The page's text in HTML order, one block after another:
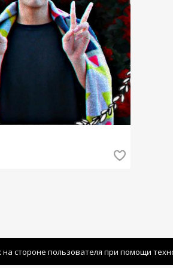
стороне пользователя при помощи